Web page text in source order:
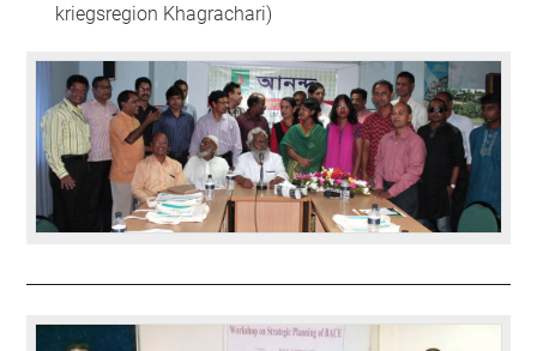
kriegsregion Khagrachari)